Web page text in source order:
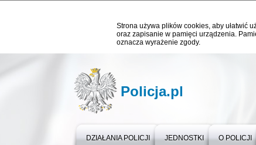
Strona używa plików cookies, aby ułatwić
oraz zapisanie w pamięci urządzenia.
oznacza wyrażenie zgody.
Policja.pl
DZIAŁANIA POLICJI JEDNOSTKI O POLICJI